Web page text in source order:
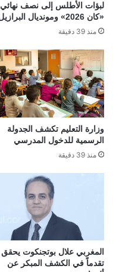
لبؤات الأطلس إلى نصف نهائي
«كان 2026» ومونديال البرازيل
منذ 39 دقيقة
وزارة التعليم تكشف الجدولة
الرسمية للدخول المدرسي
منذ 39 دقيقة
المغربي علال بوتجنكوت يحقق
تقدماً في الكشف المبكر عن